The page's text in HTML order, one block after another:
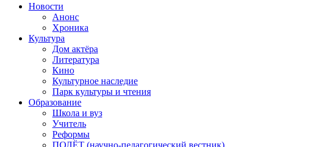
Новости
Анонс
Хроника
Культура
Дом актёра
Литература
Кино
Культурное наследие
Парк культуры и чтения
Образование
Школа и вуз
Учитель
Реформы
ПОЛЁТ (научно-педагогический вестник)